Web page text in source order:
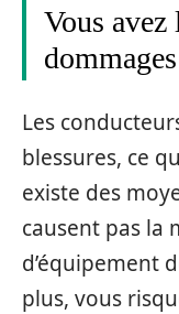
Vous
Les
blessures, ce
existe des
causent pas la
d’équipement
plus, vous